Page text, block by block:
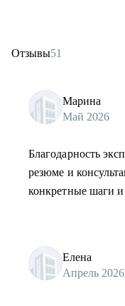
Отзывы51
Марина
Май 2026
Благодарность
резюме и
конкретные шаги
Елена
Апрель 2026